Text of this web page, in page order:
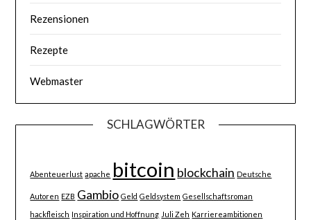
Rezensionen
Rezepte
Webmaster
SCHLAGWÖRTER
Abenteuerlust apache bitcoin blockchain Deutsche
Autoren EZB Gambio Geld Geldsystem Gesellschaftsroman
hackfleisch Inspiration und Hoffnung Juli Zeh Karriereambitionen